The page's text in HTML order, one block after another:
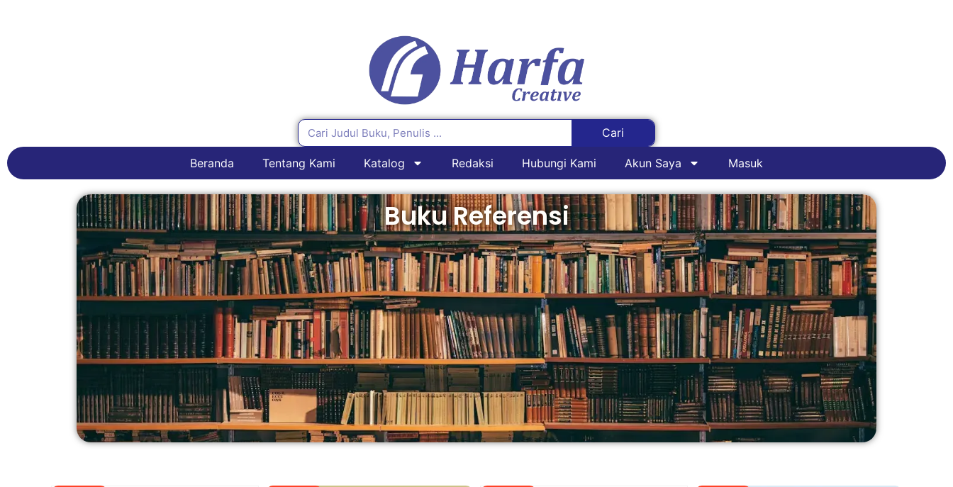
Cari
Beranda Tentang Kami Katalog Redaksi Hubungi Kami Akun Saya Masuk
Buku Referensi